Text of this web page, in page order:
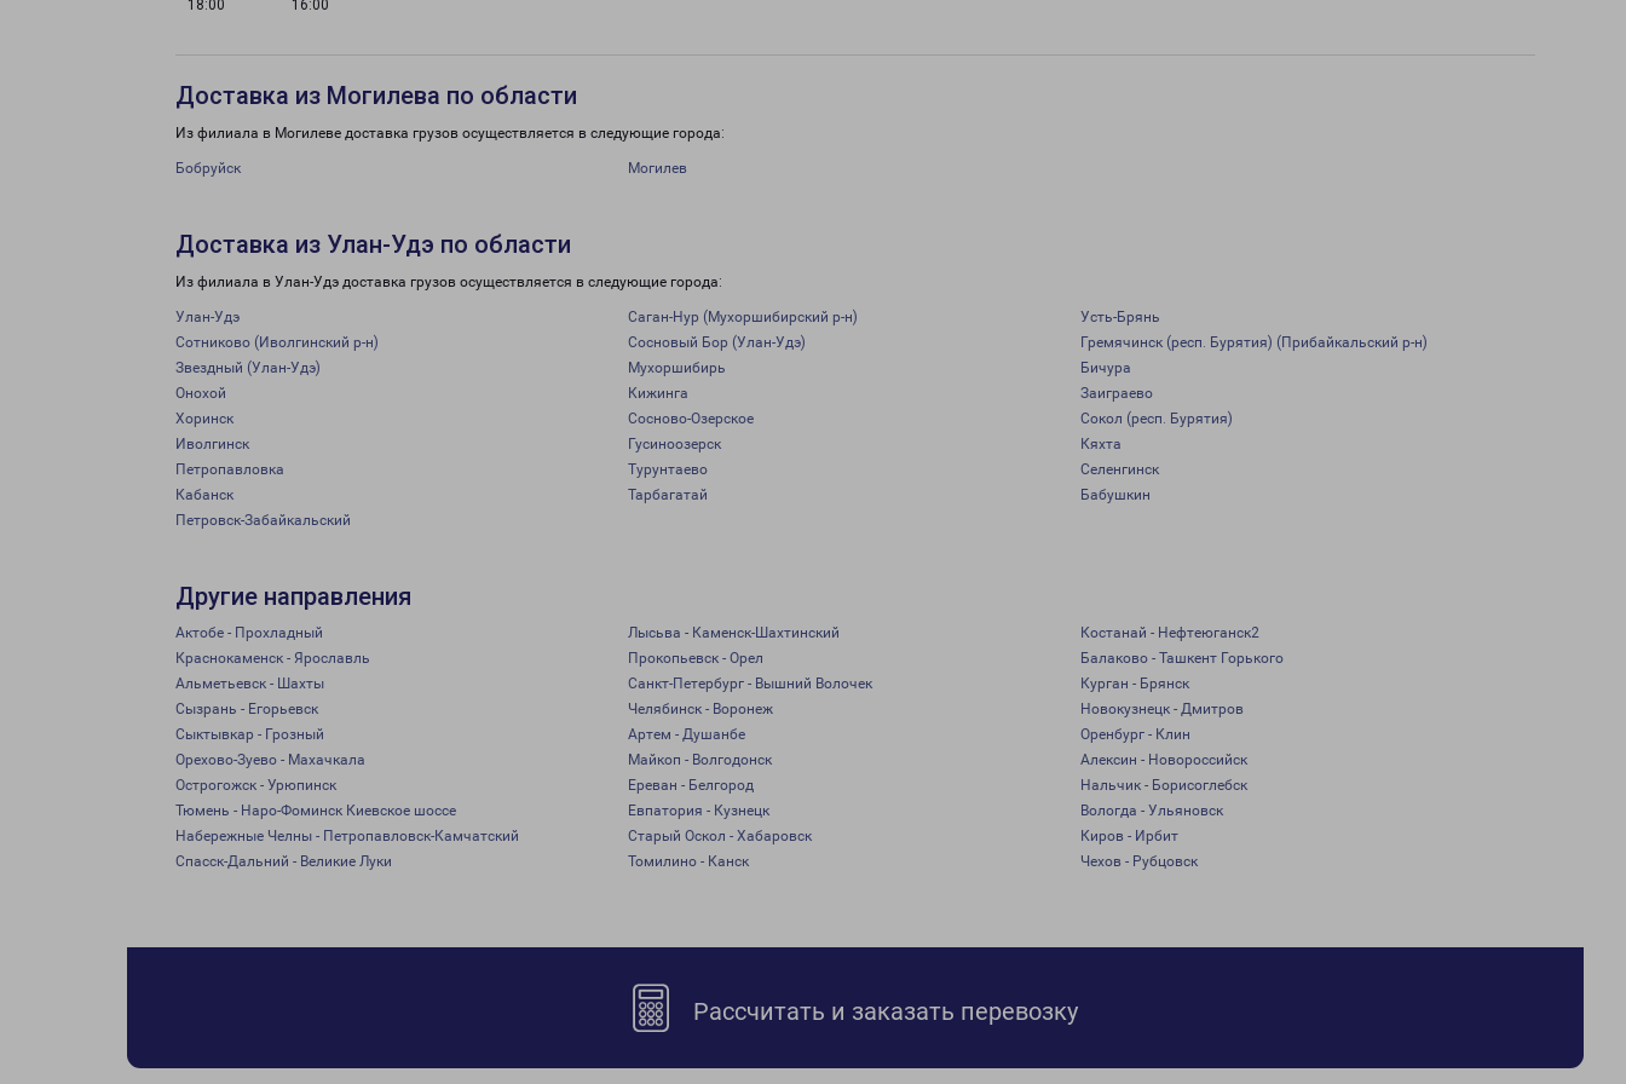
18:00 16:00
Доставка из Могилева по области
Из филиала в Могилеве доставка грузов осуществляется в следующие города:
Бобруйск Могилев
Доставка из Улан-Удэ по области
Из филиала в Улан-Удэ доставка грузов осуществляется в следующие города:
Улан-Удэ Саган-Нур (Мухоршибирский р-н)
Усть-Брянь
Сотниково (Иволгинский р-н)
Сосновый Бор (Улан-Удэ)
Гремячинск (респ. Бурятия) (Прибайкальский р-н)
Звездный (Улан-Удэ)
Мухоршибирь
Бичура
Онохой
Кижинга
Заиграево
Хоринск
Сосново-Озерское
Сокол (респ. Бурятия)
Иволгинск
Гусиноозерск
Кяхта
Петропавловка
Турунтаево
Селенгинск
Кабанск
Тарбагатай
Бабушкин
Петровск-Забайкальский
Другие направления
Актобе - Прохладный Лысьва - Каменск-Шахтинский
Костанай - Нефтеюганск2
Краснокаменск - Ярославль
Прокопьевск - Орел
Балаково - Ташкент Горького
Альметьевск - Шахты
Санкт-Петербург - Вышний Волочек
Курган - Брянск
Сызрань - Егорьевск
Челябинск - Воронеж
Новокузнецк - Дмитров
Сыктывкар - Грозный
Артем - Душанбе
Оренбург - Клин
Орехово-Зуево - Махачкала
Майкоп - Волгодонск
Алексин - Новороссийск
Острогожск - Урюпинск
Ереван - Белгород
Нальчик - Борисоглебск
Тюмень - Наро-Фоминск Киевское шоссе
Евпатория - Кузнецк
Вологда - Ульяновск
Набережные Челны - Петропавловск-Камчатский
Старый Оскол - Хабаровск
Киров - Ирбит
Спасск-Дальний - Великие Луки
Томилино - Канск Чехов - Рубцовск
Рассчитать и заказать перевозку